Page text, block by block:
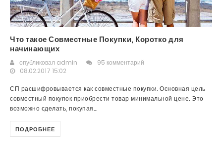
Что такое Совместные Покупки, Коротко для
начинающих
опубликовал admin
95 комментарий
08.02.2017 15:02
СП расшифровывается как совместные покупки. Основная цель
совместный покупок приобрести товар минимальной цене. Это
возможно сделать, покупая...
ПОДРОБНЕЕ